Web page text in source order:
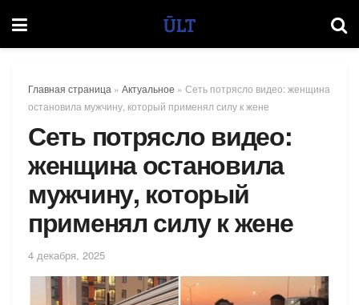
Главная страница » Актуальное » Сеть потрясло видео: женщина
остановила мужчину, который применял силу к жене
Сеть потрясло видео:
женщина остановила
мужчину, который
применял силу к жене
4 декабря, 2025